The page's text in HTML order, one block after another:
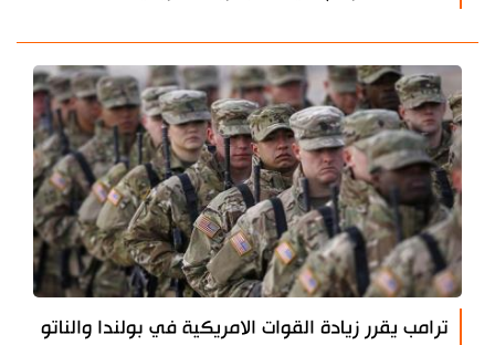
ترامب يقرر زيادة القوات الامريكية في بولندا والناتو